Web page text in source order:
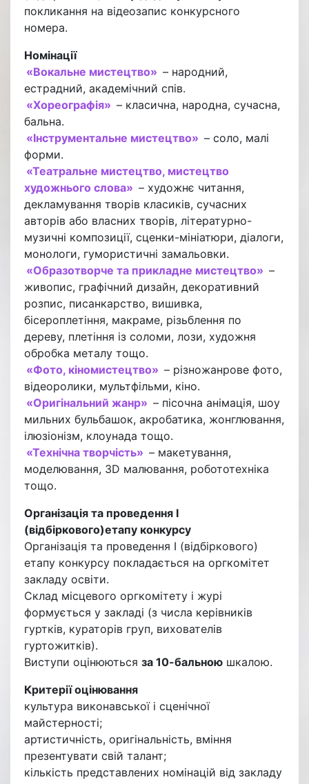
покликання на відеозапис конкурсного
номера.
Номінації
«Вокальне мистецтво» – народний,
естрадний, академічний спів.
«Хореографія» – класична, народна, сучасна,
бальна.
«Інструментальне мистецтво» – соло, малі
форми.
«Театральне мистецтво, мистецтво
художнього слова» – художнє читання,
декламування творів класиків, сучасних
авторів або власних творів, літературно-
музичні композиції, сценки-мініатюри, діалоги,
монологи, гумористичні замальовки.
«Образотворче та прикладне мистецтво» –
живопис, графічний дизайн, декоративний
розпис, писанкарство, вишивка,
бісероплетіння, макраме, різьблення по
дереву, плетіння із соломи, лози, художня
обробка металу тощо.
«Фото, кіномистецтво» – різножанрове фото,
відеоролики, мультфільми, кіно.
«Оригінальний жанр» – пісочна анімація, шоу
мильних бульбашок, акробатика, жонглювання,
ілюзіонізм, клоунада тощо.
«Технічна творчість» – макетування,
моделювання, 3D малювання, робототехніка
тощо.
Організація та проведення І
(відбіркового)етапу конкурсу
Організація та проведення І (відбіркового)
етапу конкурсу покладається на оргкомітет
закладу освіти.
Склад місцевого оргкомітету і журі
формується у закладі (з числа керівників
гуртків, кураторів груп, вихователів
гуртожитків).
Виступи оцінюються за 10-бальною шкалою.
Критерії оцінювання
культура виконавської і сценічної
майстерності;
артистичність, оригінальність, вміння
презентувати свій талант;
кількість представлених номінацій від закладу